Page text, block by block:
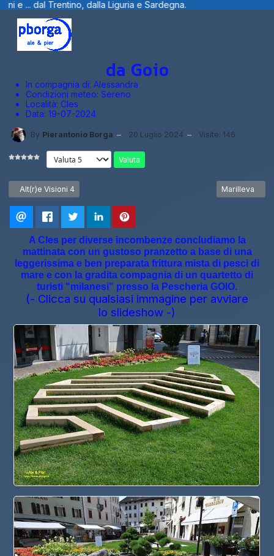
dalla Liguria e Sardegna.
da Goio
In compagnia di: Alessandra
Condizioni meteo: Sereno
Località: Cles
Data: 19-07-2024
By Pierantonio Borga 20 Luglio 2024 Visite: 146
Valuta
Articolo precedente: Alt(r)e Visioni 4
Alt(r)e Visioni 4 Articolo
Marilleva
A Cles per diverse incombenze concludiamo la
mattinata con un gustoso pranzetto a base di una
leggerissima e ben preparata frittura mista di pesci di
mare e con la gradita compagnia di un quartetto di
turisti "milanesi" presso la Pescheria GOIO.
(- Clicca su qualsiasi immagine per avviare
lo slideshow -)